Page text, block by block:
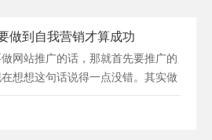
做到自我营销才算成功
网站推广的话，那就首先要推广的
想想这句话说得一点没错。其实做
是在......